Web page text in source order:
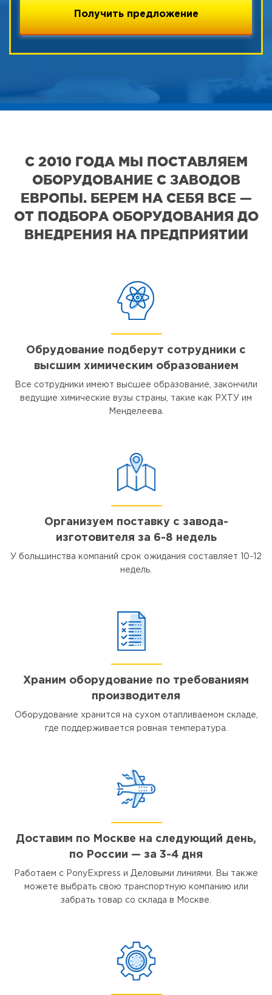
С 2010 ГОДА МЫ ПОСТАВЛЯЕМ
ОБОРУДОВАНИЕ С ЗАВОДОВ
ЕВРОПЫ. БЕРЕМ НА СЕБЯ ВСЕ —
ОТ ПОДБОРА ОБОРУДОВАНИЯ ДО
ВНЕДРЕНИЯ НА ПРЕДПРИЯТИИ
Обрудование подберут сотрудники с
высшим химическим образованием
Все сотрудники имеют высшее образование, закончили
ведущие химические вузы страны, такие как РХТУ им
Менделеева.
Организуем поставку с завода-
изготовителя за 6-8 недель
У большинства компаний срок ожидания составляет 10-12
недель.
Храним оборудование по требованиям
производителя
Оборудование хранится на сухом отапливаемом складе,
где поддерживается ровная температура.
Доставим по Москве на следующий день,
по России — за 3-4 дня
Работаем с PonyExpress и Деловыми линиями. Вы также
можете выбрать свою транспортную компанию или
забрать товар со склада в Москве.